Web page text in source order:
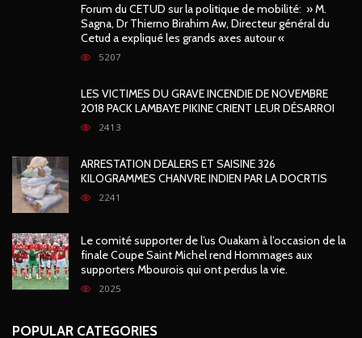
Forum du CETUD sur la politique de mobilité: » M.
Sagna, Dr Thierno Birahim Aw, Directeur général du
Cetud a expliqué les grands axes autour «
5207
LES VICTIMES DU GRAVE INCENDIE DE NOVEMBRE
2018 PACK LAMBAYE PIKINE CRIENT LEUR DÉSARROI
2413
ARRESTATION DEALERS ET SAISINE 326
KILOGRAMMES CHANVRE INDIEN PAR LA DOCRTIS
2241
Le comité supporter de l’us Ouakam à l’occasion de la
finale Coupe Saint Michel rend Hommages aux
supporters Mbourois qui ont perdus la vie.
2025
POPULAR CATEGORIES